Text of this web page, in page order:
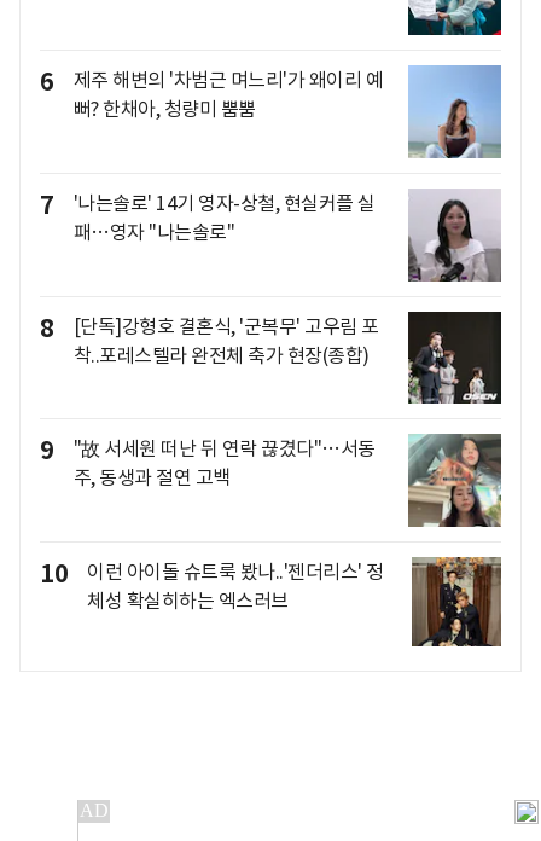
6
제주 해변의 '차범근 며느리'가 왜이리 예
뻐? 한채아, 청량미 뿜뿜
7
'나는솔로' 14기 영자-상철, 현실커플 실
패…영자 "나는솔로"
8
[단독]강형호 결혼식, '군복무' 고우림 포
착..포레스텔라 완전체 축가 현장(종합)
9
"故 서세원 떠난 뒤 연락 끊겼다"…서동
주, 동생과 절연 고백
10
이런 아이돌 슈트룩 봤나..'젠더리스' 정
체성 확실히하는 엑스러브